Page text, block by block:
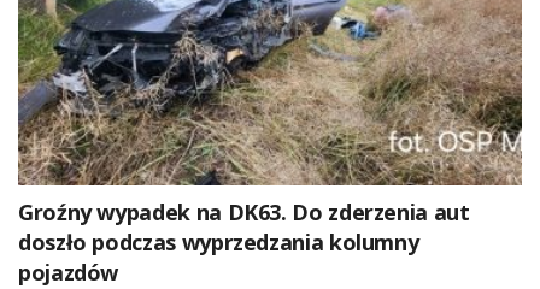
Groźny wypadek na DK63. Do zderzenia aut
doszło podczas wyprzedzania kolumny
pojazdów